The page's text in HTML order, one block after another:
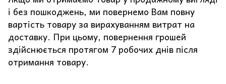
і без пошкоджень, ми повернемо Вам повну
вартість товару за вирахуванням витрат на
доставку. При цьому, повернення грошей
здійснюється протягом 7 робочих днів після
отримання товару.